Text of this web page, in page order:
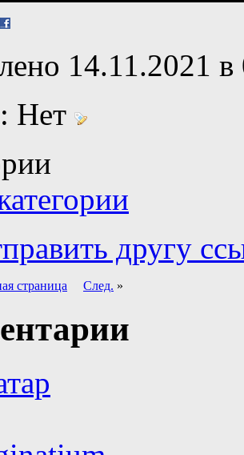
14.11.2021 в
Нет
другу
страница След. »